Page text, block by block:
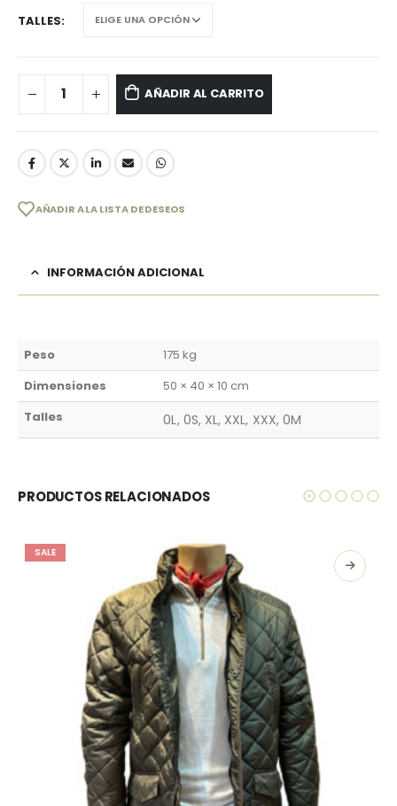
TALLES
AÑADIR AL CARRITO
AÑADIR A LA LISTA DE DESEOS
INFORMACIÓN ADICIONAL
Peso
175 kg
Dimensiones
50 × 40 × 10 cm
Talles
0L, 0S, XL, XXL, XXX, 0M
PRODUCTOS RELACIONADOS
SALE